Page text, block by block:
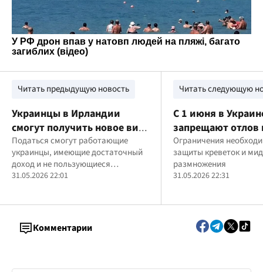
Читать предыдущую новость
Украинцы в Ирландии
смогут получить новое вид
на жительство после
завершения временной
защиты: условия
Податься смогут работающие
украинцы, имеющие достаточный
доход и не пользующиеся
государственным жильем
31.05.2026 22:01
Читать следующую
С 1 июня в
запрещают отлов
и мидий в
рыбакам
штрафах
Ограничения
защиты креветок и
размножения
31.05.2026 22:31
Комментарии